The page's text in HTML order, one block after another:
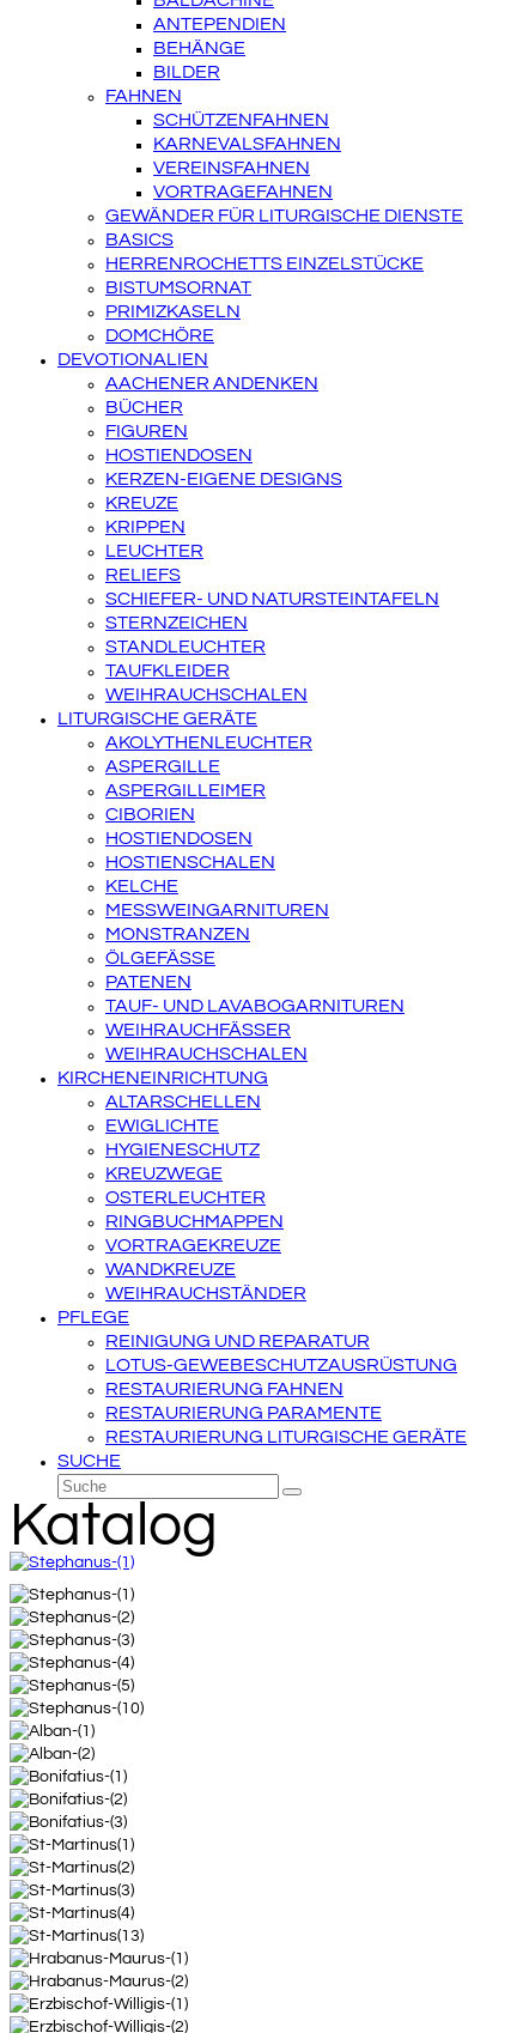
ANTEPENDIEN
BEHÄNGE
BILDER
FAHNEN
SCHÜTZENFAHNEN
KARNEVALSFAHNEN
VEREINSFAHNEN
VORTRAGEFAHNEN
GEWÄNDER FÜR LITURGISCHE DIENSTE
BASICS
HERRENROCHETTS EINZELSTÜCKE
BISTUMSORNAT
PRIMIZKASELN
DOMCHÖRE
DEVOTIONALIEN
AACHENER ANDENKEN
BÜCHER
FIGUREN
HOSTIENDOSEN
KERZEN-EIGENE DESIGNS
KREUZE
KRIPPEN
LEUCHTER
RELIEFS
SCHIEFER- UND NATURSTEINTAFELN
STERNZEICHEN
STANDLEUCHTER
TAUFKLEIDER
WEIHRAUCHSCHALEN
LITURGISCHE GERÄTE
AKOLYTHENLEUCHTER
ASPERGILLE
ASPERGILLEIMER
CIBORIEN
HOSTIENDOSEN
HOSTIENSCHALEN
KELCHE
MESSWEINGARNITUREN
MONSTRANZEN
ÖLGEFÄSSE
PATENEN
TAUF- UND LAVABOGARNITUREN
WEIHRAUCHFÄSSER
WEIHRAUCHSCHALEN
KIRCHENEINRICHTUNG
ALTARSCHELLEN
EWIGLICHTE
HYGIENESCHUTZ
KREUZWEGE
OSTERLEUCHTER
RINGBUCHMAPPEN
VORTRAGEKREUZE
WANDKREUZE
WEIHRAUCHSTÄNDER
PFLEGE
REINIGUNG UND REPARATUR
LOTUS-GEWEBESCHUTZAUSRÜSTUNG
RESTAURIERUNG FAHNEN
RESTAURIERUNG PARAMENTE
RESTAURIERUNG LITURGISCHE GERÄTE
SUCHE
Suche
Senden
Katalog